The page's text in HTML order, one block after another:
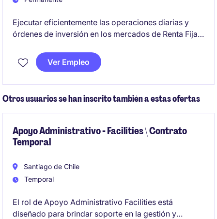
Ejecutar eficientemente las operaciones diarias y
órdenes de inversión en los mercados de Renta Fija
cumplimiento de los límites normativos e internos y
desarrollando herramientas de análisis y ejecución,
compañía.
Ver Empleo
Otros usuarios se han inscrito también a estas ofertas
Apoyo Administrativo - Facilities \ Contrato
Temporal
Santiago de Chile
Temporal
El rol de Apoyo Administrativo Facilities está
diseñado para brindar soporte en la gestión y